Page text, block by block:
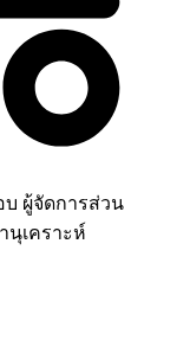
ผู้จัดการส่วน
นุเคราะห์